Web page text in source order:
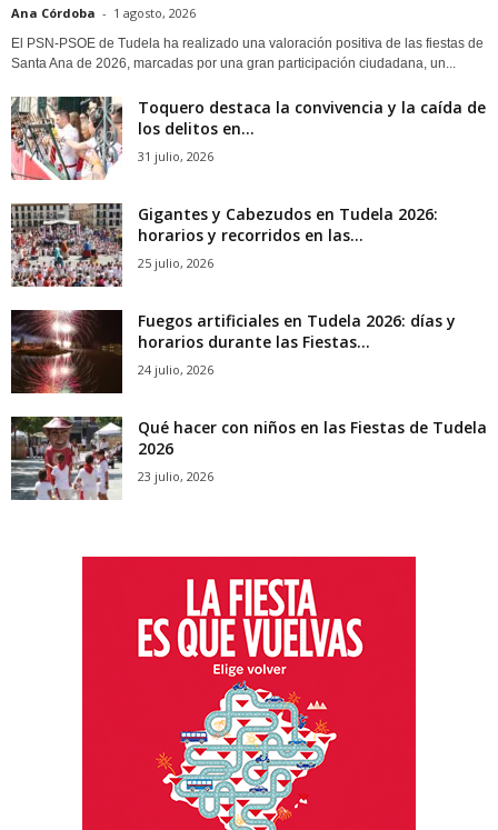
Ana Córdoba - 1 agosto, 2026
El PSN-PSOE de Tudela ha realizado una valoración positiva de las fiestas de
Santa Ana de 2026, marcadas por una gran participación ciudadana, un...
Toquero destaca la convivencia y la caída de
los delitos en...
31 julio, 2026
Gigantes y Cabezudos en Tudela 2026:
horarios y recorridos en las...
25 julio, 2026
Fuegos artificiales en Tudela 2026: días y
horarios durante las Fiestas...
24 julio, 2026
Qué hacer con niños en las Fiestas de Tudela
2026
23 julio, 2026